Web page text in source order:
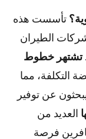
تأسست هذه
من شركات الطيران
تشتهر خطوط
التكلفة، مما
عن توفير
العديد من
فرصة